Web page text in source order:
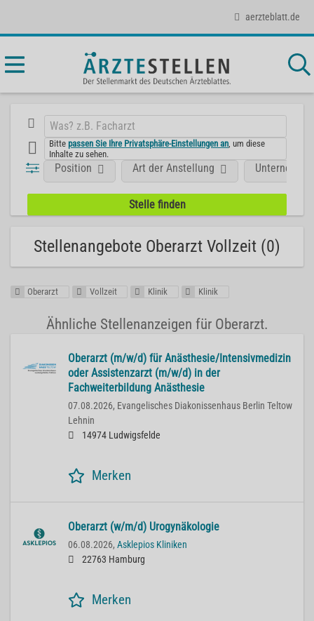
aerzteblatt.de
Bittepassen Sie Ihre Privatsphäre-Einstellungen an , um diese
Inhalte zu sehen.
Position Art der Anstellung
Stellenangebote Oberarzt Vollzeit (0)
Oberarzt Vollzeit Klinik Klinik
Ähnliche Stellenanzeigen für Oberarzt.
Oberarzt (m/w/d) für Anästhesie/Intensivmedizin
oder Assistenzarzt (m/w/d) in der
Fachweiterbildung Anästhesie
07.08.2026, Evangelisches Diakonissenhaus Berlin Teltow
Lehnin
14974 Ludwigsfelde
Merken
Oberarzt (w/m/d) Urogynäkologie
06.08.2026, Asklepios Kliniken
22763 Hamburg
Merken